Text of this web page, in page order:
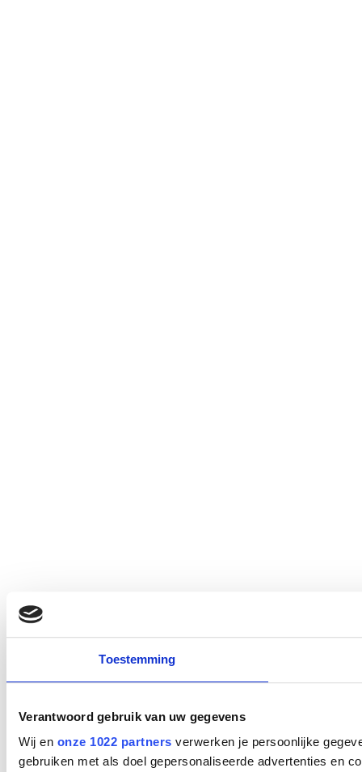
Toestemming
Verantwoord gebruik van uw gegevens
Wij en onze 1022 partners verwerken je persoonlijke
gebruiken met als doel gepersonaliseerde advertenties en